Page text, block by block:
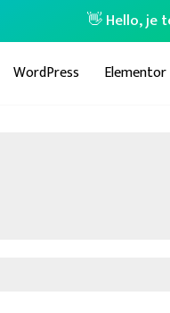
👋 Hello, je
WordPress Elementor